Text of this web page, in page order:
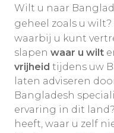
Wilt u naar
geheel zoals u wilt?
waarbij u kunt
slapen waar u wilt
vrijheid tijdens uw
laten adviseren
Bangladesh
ervaring in dit
heeft, waar u zelf